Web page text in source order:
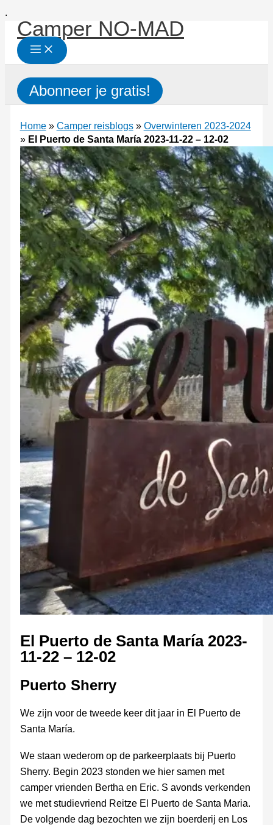
.
naar
inhoud
Camper NO-MAD
Abonneer je gratis!
Home» Camper reisblogs» Overwinteren 2023-2024
» El Puerto de Santa María 2023-11-22 – 12-02
El Puerto de Santa María 2023-
11-22 – 12-02
Puerto Sherry
We zijn voor de tweede keer dit jaar in El Puerto de
Santa María.
We staan wederom op de parkeerplaats bij Puerto
Sherry. Begin 2023 stonden we hier samen met
camper vrienden Bertha en Eric. S avonds verkenden
we met studievriend Reitze El Puerto de Santa Maria.
De volgende dag bezochten we zijn boerderij en Los